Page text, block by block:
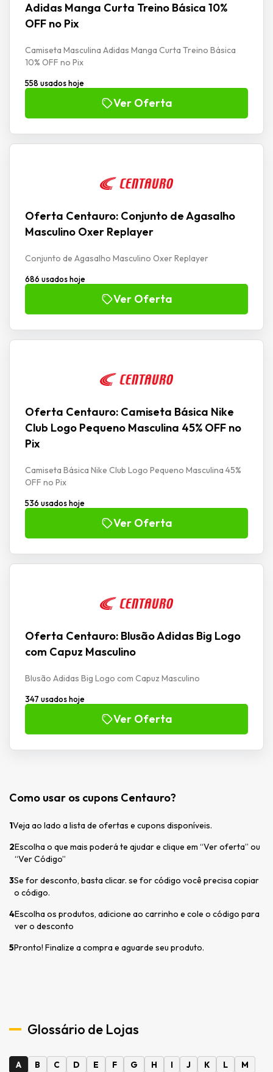
Adidas Manga Curta Treino Básica 10%
OFF no Pix
Camiseta Masculina Adidas Manga Curta Treino Básica
10% OFF no Pix
558 usados hoje
Ver Oferta
Oferta Centauro: Conjunto de Agasalho
Masculino Oxer Replayer
Conjunto de Agasalho Masculino Oxer Replayer
686 usados hoje
Ver Oferta
Oferta Centauro: Camiseta Básica Nike
Club Logo Pequeno Masculina 45% OFF no
Pix
Camiseta Básica Nike Club Logo Pequeno Masculina 45%
OFF no Pix
536 usados hoje
Ver Oferta
Oferta Centauro: Blusão Adidas Big Logo
com Capuz Masculino
Blusão Adidas Big Logo com Capuz Masculino
347 usados hoje
Ver Oferta
Como usar os cupons Centauro?
1Veja ao lado a lista de ofertas e cupons disponíveis.
2Escolha o que mais poderá te ajudar e clique em “Ver oferta” ou
“Ver Código”
3Se for desconto, basta clicar. se for código você precisa copiar
o código.
4Escolha os produtos, adicione ao carrinho e cole o código para
ver o desconto
5Pronto! Finalize a compra e aguarde seu produto.
Glossário de Lojas
A B C D E F G H I J K L
M